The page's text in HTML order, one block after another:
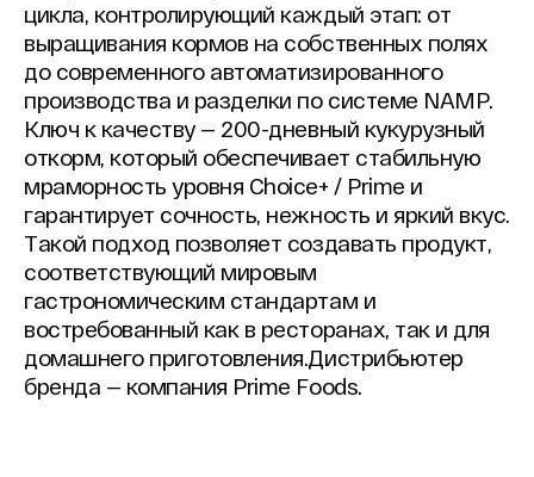
цикла, контролирующий каждый этап: от
выращивания кормов на собственных полях
до современного автоматизированного
производства и разделки по системе NAMP.
Ключ к качеству — 200-дневный кукурузный
откорм, который обеспечивает стабильную
мраморность уровня Choice+ / Prime и
гарантирует сочность, нежность и яркий вкус.
Такой подход позволяет создавать продукт,
соответствующий мировым
гастрономическим стандартам и
востребованный как в ресторанах, так и для
домашнего приготовления.Дистрибьютер
бренда — компания Prime Foods.